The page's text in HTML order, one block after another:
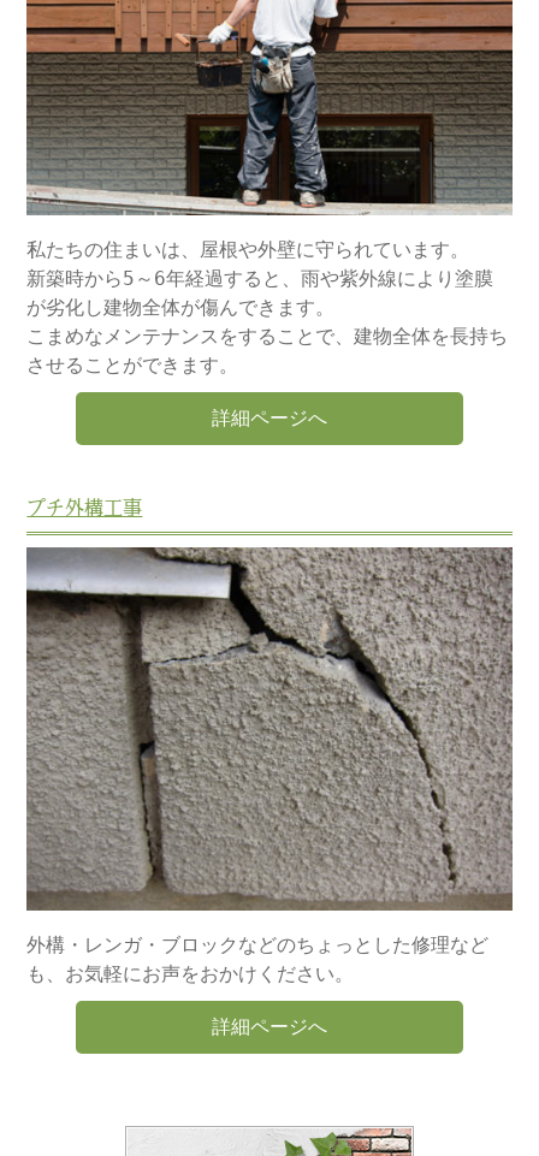
私たちの住まいは、屋根や外壁に守られています。
新築時から5～6年経過すると、雨や紫外線により塗膜
が劣化し建物全体が傷んできます。
こまめなメンテナンスをすることで、建物全体を長持ち
させることができます。
詳細ページへ
プチ外構工事
外構・レンガ・ブロックなどのちょっとした修理など
も、お気軽にお声をおかけください。
詳細ページへ